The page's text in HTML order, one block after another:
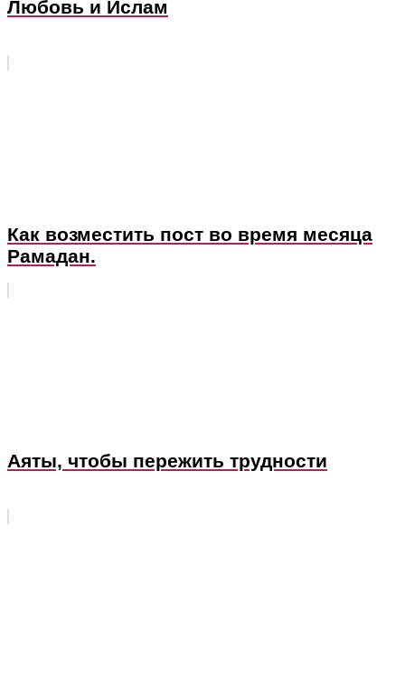
Любовь и Ислам
Как возместить пост во время месяца
Рамадан.
Аяты, чтобы пережить трудности